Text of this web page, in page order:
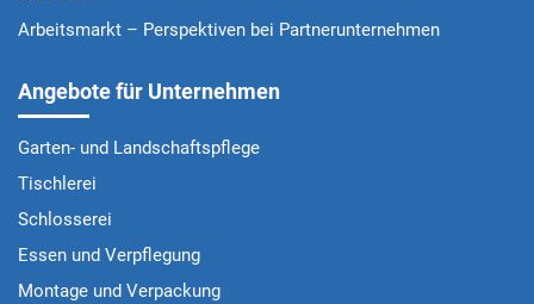
Arbeitsmarkt – Perspektiven bei Partnerunternehmen
Angebote für Unternehmen
Garten- und Landschaftspflege
Tischlerei
Schlosserei
Essen und Verpflegung
Montage und Verpackung